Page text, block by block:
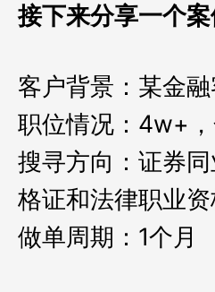
接下来分享一个案
客户背景：某金
职位情况：4w+
搜寻方向：证券
格证和法律职业
做单周期：1个月